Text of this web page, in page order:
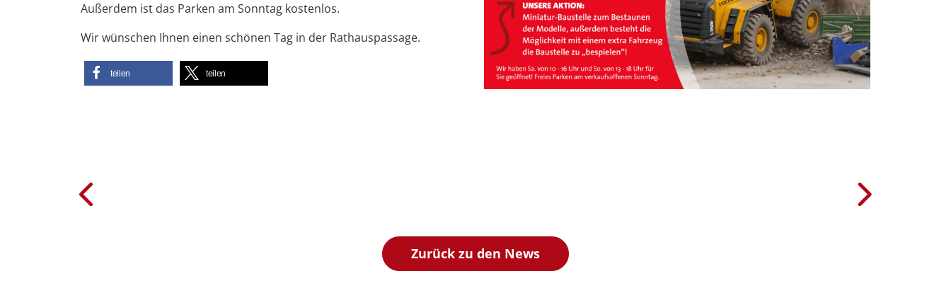
Außerdem ist das Parken am Sonntag kostenlos.
Wir wünschen Ihnen einen schönen Tag in der Rathauspassage.
teilen teilen
Zurück zu den News